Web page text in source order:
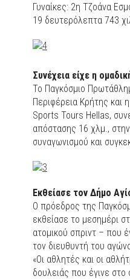
Γυναίκες: 2η Τζοάνα
19 δευτερόλεπτα 743
Συνέχεια είχε η
Το Παγκόσμιο
Περιφέρεια Κρήτης
Sports Tours Hellas,
απόστασης 16 χλμ.,
συναγωνισμού και
Εκθείασε τον Δήμο
Ο πρόεδρος της
εκθείασε το μεσημέρι
ατομικού σπριντ – που
τον διευθυντή του
«Οι αθλητές και οι
δουλειάς που έγινε